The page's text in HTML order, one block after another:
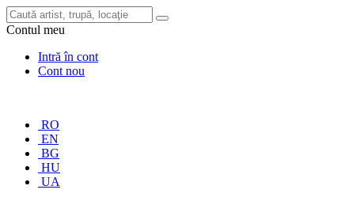
Contul meu
Intră în cont
Cont nou
RO
EN
BG
HU
UA